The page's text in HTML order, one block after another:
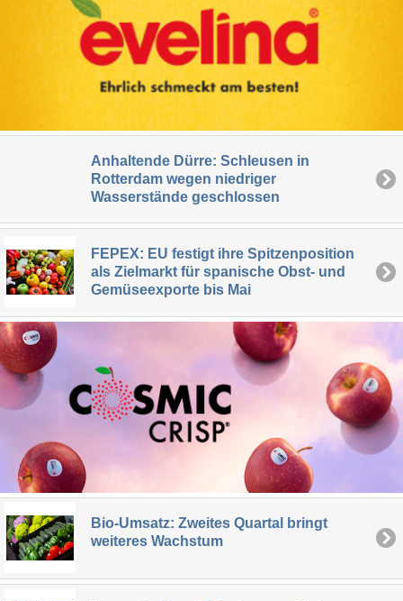
Anhaltende Dürre: Schleusen in
Rotterdam wegen niedriger
Wasserstände geschlossen
FEPEX: EU festigt ihre Spitzenposition
als Zielmarkt für spanische Obst- und
Gemüseexporte bis Mai
Bio-Umsatz: Zweites Quartal bringt
weiteres Wachstum